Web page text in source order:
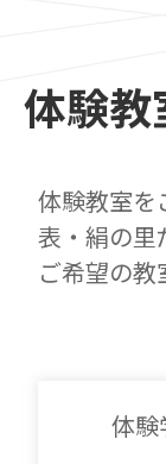
体験教
体験教室を
表・絹の里
ご希望の教
体験